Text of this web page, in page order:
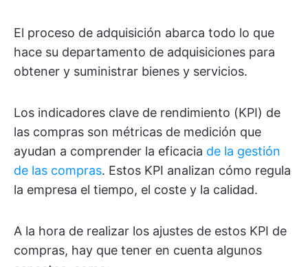
El proceso de adquisición abarca todo lo que
hace su departamento de adquisiciones para
obtener y suministrar bienes y servicios.
Los indicadores clave de rendimiento (KPI) de
las compras son métricas de medición que
ayudan a comprender la eficacia de la gestión
de las compras. Estos KPI analizan cómo regula
la empresa el tiempo, el coste y la calidad.
A la hora de realizar los ajustes de estos KPI de
compras, hay que tener en cuenta algunos